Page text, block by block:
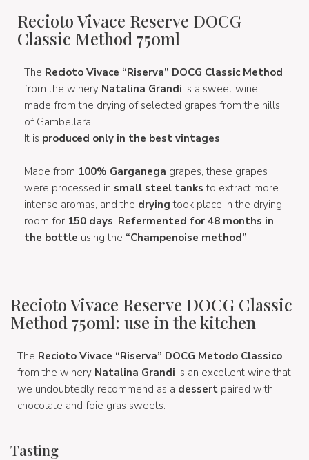
Recioto Vivace Reserve DOCG
Classic Method 750ml
The Recioto Vivace “Riserva” DOCG Classic Method
from the winery Natalina Grandi is a sweet wine
made from the drying of selected grapes from the hills
of Gambellara.
It is produced only in the best vintages.
Made from 100% Garganega grapes, these grapes
were processed in small steel tanks to extract more
intense aromas, and the drying took place in the drying
room for 150 days. Refermented for 48 months in
the bottle using the “Champenoise method”.
Recioto Vivace Reserve DOCG Classic
Method 750ml: use in the kitchen
The Recioto Vivace “Riserva” DOCG Metodo Classico
from the winery Natalina Grandi is an excellent wine that
we undoubtedly recommend as a dessert paired with
chocolate and foie gras sweets.
Tasting